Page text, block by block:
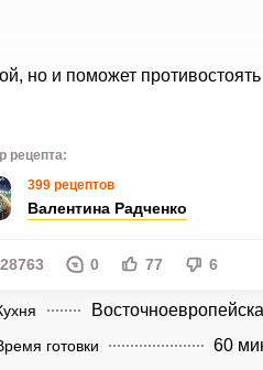
но и поможет противостоять
рецепта:
399 рецептов
Валентина Радченко
0 77 6
готовки 60